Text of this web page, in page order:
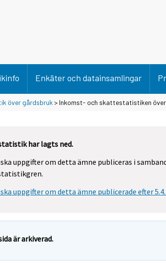
Enkäter och datainsamlingar
över gårdsbruk > Inkomst- och skattestatistiken
har lagts ned.
uppgifter om detta ämne publiceras i
uppgifter om detta ämne publicerade efter
är arkiverad.